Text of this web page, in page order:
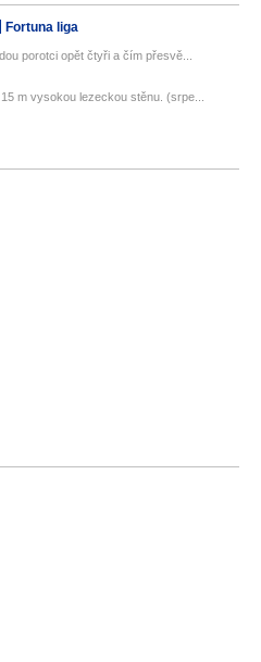
Fortuna liga
porotci opět čtyři a čím přesvě...
m vysokou lezeckou stěnu. (srpe...